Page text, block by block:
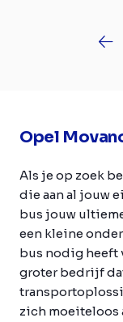
Opel
Als je op zoek
die aan al jouw
bus jouw
een kleine
bus nodig heeft
groter bedrijf
zich moeiteloos